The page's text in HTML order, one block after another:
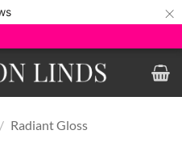
×
/ Radiant Gloss